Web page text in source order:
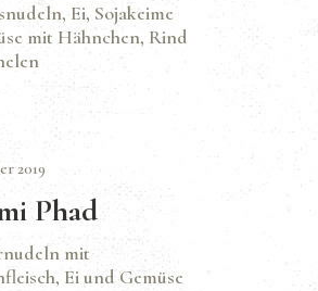
Ei, Sojakeime
mit Hähnchen, Rind
2019
Phad
mit
Ei und Gemüse